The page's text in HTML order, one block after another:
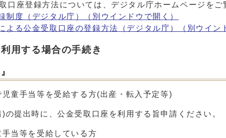
口座登録方法については、デジタル庁ホームページをご
制度（デジタル庁）
（別ウインドウで開く）
よる公金受取口座の登録方法（デジタル庁） （別ウイン
用する場合の手続き
童手当等を受給する方(出産・転入予定等)
の提出時に、公金受取口座を利用する旨申請ください。
当等を受給している方